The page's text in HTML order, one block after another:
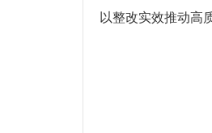
以整改实效推动高